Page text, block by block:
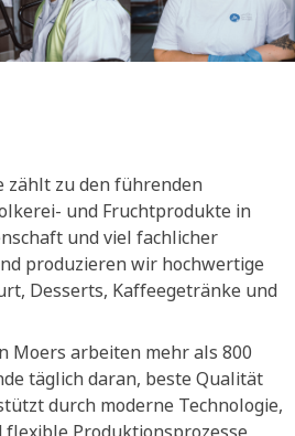
zählt zu den führenden
und Fruchtprodukte in
und viel fachlicher
produzieren wir hochwertige
Desserts, Kaffeegetränke und
Moers arbeiten mehr als 800
täglich daran, beste Qualität
durch moderne Technologie,